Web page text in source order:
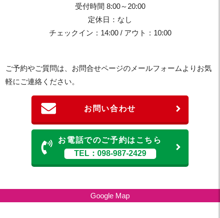
受付時間 8:00～20:00
定休日：なし
チェックイン：14:00 / アウト：10:00
ご予約やご質問は、お問合せページのメールフォームよりお気
軽にご連絡ください。
お問い合わせ
お電話でのご予約はこちら
TEL：098-987-2429
Google Map